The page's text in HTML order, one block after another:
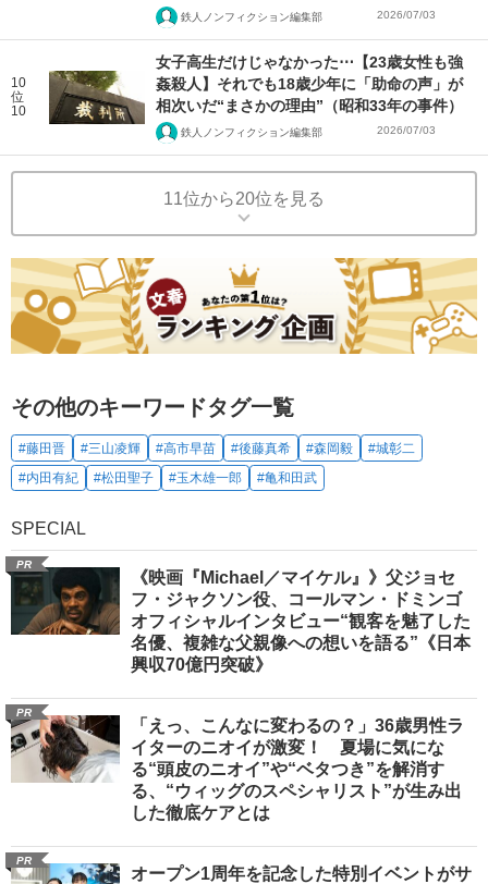
鉄人ノンフィクション編集部 2026/07/03
10
位
10
女子高生だけじゃなかった⋯【23歳女性も強
姦殺人】それでも18歳少年に「助命の声」が
相次いだ“まさかの理由”（昭和33年の事件）
鉄人ノンフィクション編集部 2026/07/03
11位から20位を見る
その他のキーワードタグ一覧
#藤田晋 #三山凌輝 #高市早苗 #後藤真希 #森岡毅
#城彰二
#内田有紀
#松田聖子 #玉木雄一郎 #亀和田武
SPECIAL
PR
《映画『Michael／マイケル』》父ジョセ
フ・ジャクソン役、コールマン・ドミンゴ
オフィシャルインタビュー“観客を魅了した
名優、複雑な父親像への想いを語る”《日本
興収70億円突破》
PR
「えっ、こんなに変わるの？」36歳男性ラ
イターのニオイが激変！ 夏場に気にな
る“頭皮のニオイ”や“ベタつき”を解消す
る、“ウィッグのスペシャリスト”が生み出
した徹底ケアとは
PR
オープン1周年を記念した特別イベントがサ